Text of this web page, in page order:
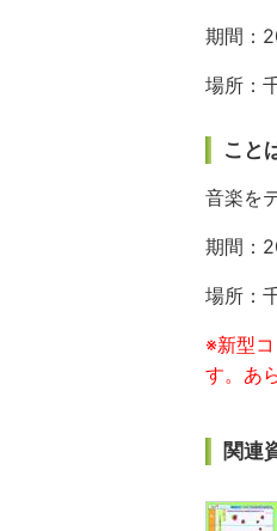
期間：
場所：
こと
音楽を
期間：
場所：
※新型
す。あ
関連